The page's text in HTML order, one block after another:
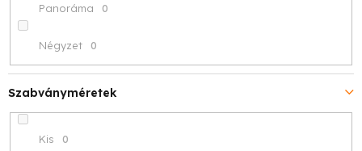
Panoráma 0
Négyzet 0
Szabványméretek
Kis 0